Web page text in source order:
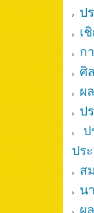
ป
เ
ก
ศิ
ผ
ป
ป
ปร
ส
น
ผ